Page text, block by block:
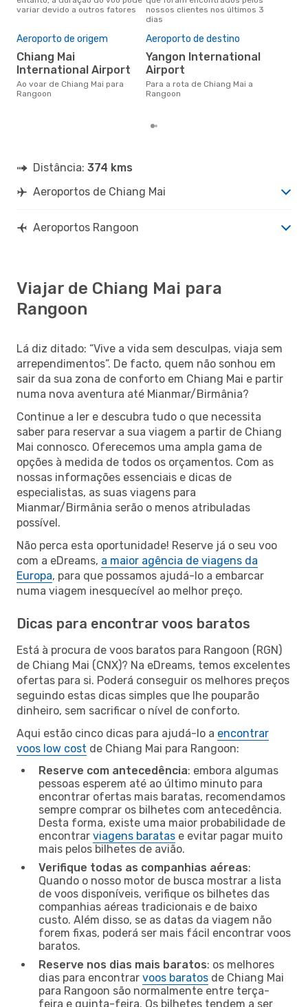
variar devido a outros fatores
nossos clientes nos últimos 3
dias
Aeroporto de origem
Chiang Mai
International Airport
Ao voar de Chiang Mai para
Rangoon
Aeroporto de destino
Yangon International
Airport
Para a rota de Chiang Mai a
Rangoon
Distância: 374 kms
Aeroportos de Chiang Mai
Aeroportos Rangoon
Viajar de Chiang Mai para
Rangoon
Lá diz ditado: “Vive a vida sem desculpas, viaja sem
arrependimentos”. De facto, quem não sonhou em
sair da sua zona de conforto em Chiang Mai e partir
numa nova aventura até Mianmar/Birmânia?
Continue a ler e descubra tudo o que necessita
saber para reservar a sua viagem a partir de Chiang
Mai connosco. Oferecemos uma ampla gama de
opções à medida de todos os orçamentos. Com as
nossas informações essenciais e dicas de
especialistas, as suas viagens para
Mianmar/Birmânia serão o menos atribuladas
possível.
Não perca esta oportunidade! Reserve já o seu voo
com a eDreams, a maior agência de viagens da
Europa, para que possamos ajudá-lo a embarcar
numa viagem inesquecível ao melhor preço.
Dicas para encontrar voos baratos
Está à procura de voos baratos para Rangoon (RGN)
de Chiang Mai (CNX)? Na eDreams, temos excelentes
ofertas para si. Poderá conseguir os melhores preços
seguindo estas dicas simples que lhe pouparão
dinheiro, sem sacrificar o nível de conforto.
Aqui estão cinco dicas para ajudá-lo a encontrar
voos low cost de Chiang Mai para Rangoon:
Reserve com antecedência: embora algumas
pessoas esperem até ao último minuto para
encontrar ofertas mais baratas, recomendamos
sempre comprar os bilhetes com antecedência.
Desta forma, existe uma maior probabilidade de
encontrar viagens baratas e evitar pagar muito
mais pelos bilhetes de avião.
Verifique todas as companhias aéreas:
Quando o nosso motor de busca mostrar a lista
de voos disponíveis, verifique os bilhetes das
companhias aéreas tradicionais e de baixo
custo. Além disso, se as datas da viagem não
forem fixas, poderá ser mais fácil encontrar voos
baratos.
Reserve nos dias mais baratos: os melhores
dias para encontrar voos baratos de Chiang Mai
para Rangoon são normalmente entre terça-
feira e quinta-feira. Os bilhetes tendem a ser